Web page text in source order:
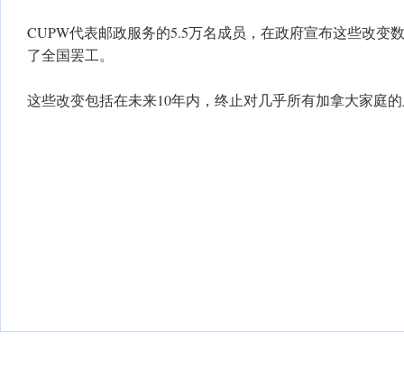
CUPW代表邮政服务的5.5万名成员，在政府宣布这些改变
了全国罢工。
这些改变包括在未来10年内，终止对几乎所有加拿大家庭